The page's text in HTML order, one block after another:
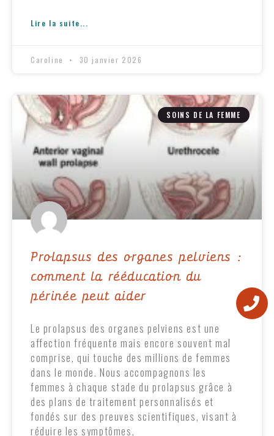
Lire la suite...
Caroline 30 janvier 2026
SOINS DE LA FEMME
Prolapsus des organes pelviens :
comment la rééducation du
périnée peut aider
Le prolapsus des organes pelviens est une
affection fréquente mais encore souvent mal
comprise, qui touche des millions de femmes
dans le monde. Nous accompagnons les
femmes à chaque stade du prolapsus grâce à
des plans de traitement personnalisés et
fondés sur des preuves scientifiques, visant à
réduire les symptômes,